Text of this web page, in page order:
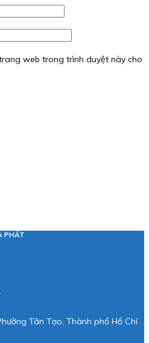
web trong trình duyệt này cho
PHÁT
Tân Tạo, Thành phố Hồ Chí